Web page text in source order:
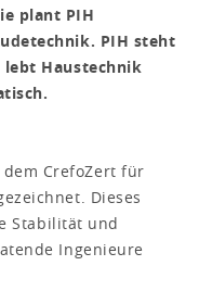
plant PIH
PIH steht
Haustechnik
CrefoZert für
Dieses
Stabilität und
Ingenieure